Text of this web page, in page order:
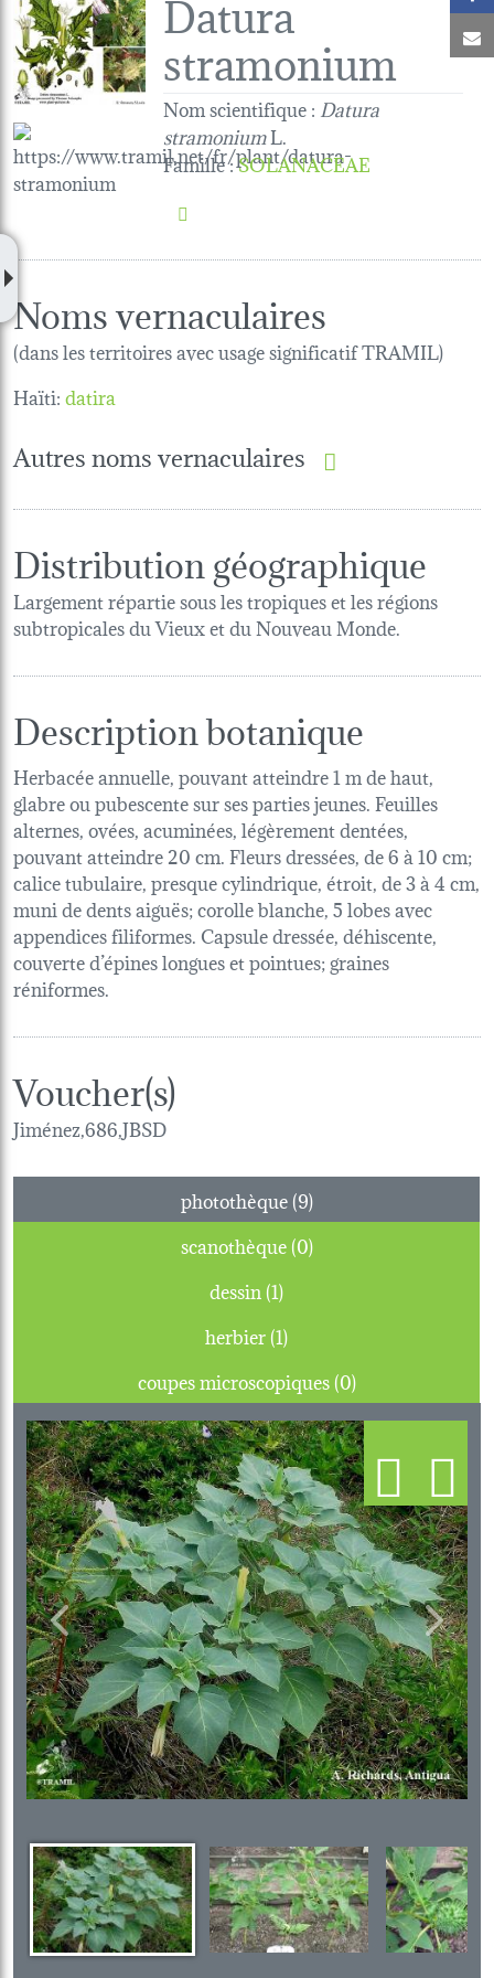
stramonium
Nom scientifique : Datura
stramoniumL.
Famille:SOLANACEAE
Noms vernaculaires
(dans les territoires avec usage significatif TRAMIL)
Haïti:datira
Autres noms vernaculaires
Distribution géographique
Largement répartie sous les tropiques et les régions
subtropicales du Vieux et du Nouveau Monde.
Description botanique
Herbacée annuelle, pouvant atteindre 1 m de haut,
glabre ou pubescente sur ses parties jeunes. Feuilles
alternes, ovées, acuminées, légèrement dentées,
pouvant atteindre 20 cm. Fleurs dressées, de 6 à 10 cm;
calice tubulaire, presque cylindrique, étroit, de 3 à 4 cm,
muni de dents aiguës; corolle blanche, 5 lobes avec
appendices filiformes. Capsule dressée, déhiscente,
couverte d’épines longues et pointues; graines
réniformes.
Voucher(s)
Jiménez,686,JBSD
photothèque (9)
scanothèque (0)
dessin (1)
herbier (1)
coupes microscopiques (0)
Previous Next